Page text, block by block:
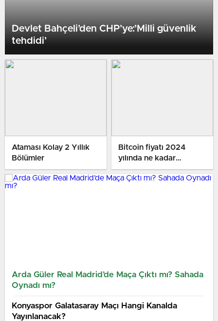
Devlet Bahçeli’den CHP’ye:’Milli güvenlik
tehdidi’
Ataması Kolay 2 Yıllık
Bölümler
Bitcoin fiyatı 2024
yılında ne kadar
yükselebilir?
Arda Güler Real Madrid’de Maça Çıktı mı? Sahada
Oynadı mı?
Konyaspor Galatasaray Maçı Hangi Kanalda
Yayınlanacak?